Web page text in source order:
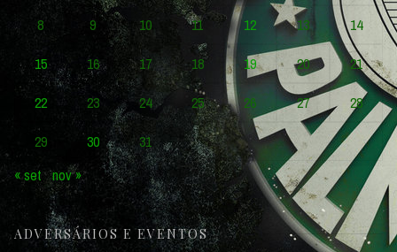
8
9 10 11 12 13
14
15
16 17 18 19 20
21
22
23 24 25 26 27
28
29
30
31
« set nov »
ADVERSÁRIOS E EVENTOS